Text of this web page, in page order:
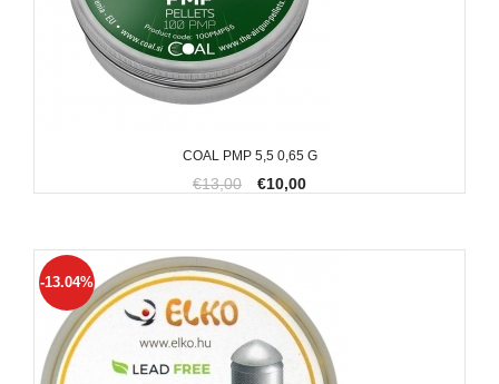
COAL PMP 5,5 0,65 G
€13,00 €10,00
-13.04%